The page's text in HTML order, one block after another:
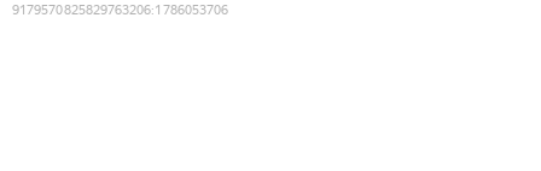
9179570825829763206:1786053706